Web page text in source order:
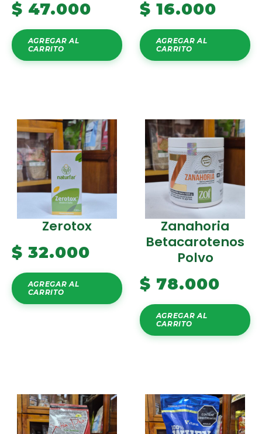
$ 47.000
AGREGAR AL
CARRITO
$ 16.000
AGREGAR AL
CARRITO
Zerotox
$ 32.000
AGREGAR AL
CARRITO
Zanahoria
Betacarotenos
Polvo
$ 78.000
AGREGAR AL
CARRITO